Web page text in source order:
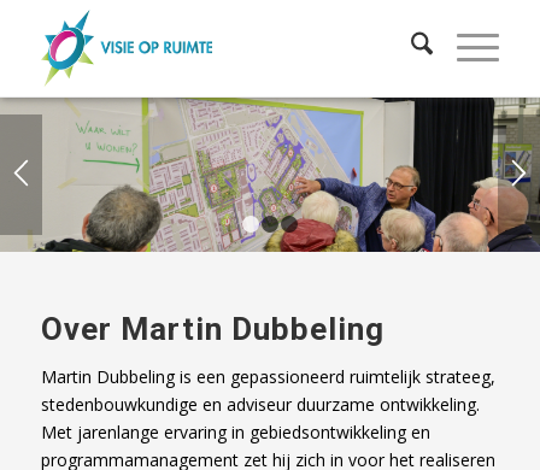
1 2 3
Over Martin Dubbeling
Martin Dubbeling is een gepassioneerd ruimtelijk strateeg,
stedenbouwkundige en adviseur duurzame ontwikkeling.
Met jarenlange ervaring in gebiedsontwikkeling en
programmamanagement zet hij zich in voor het realiseren